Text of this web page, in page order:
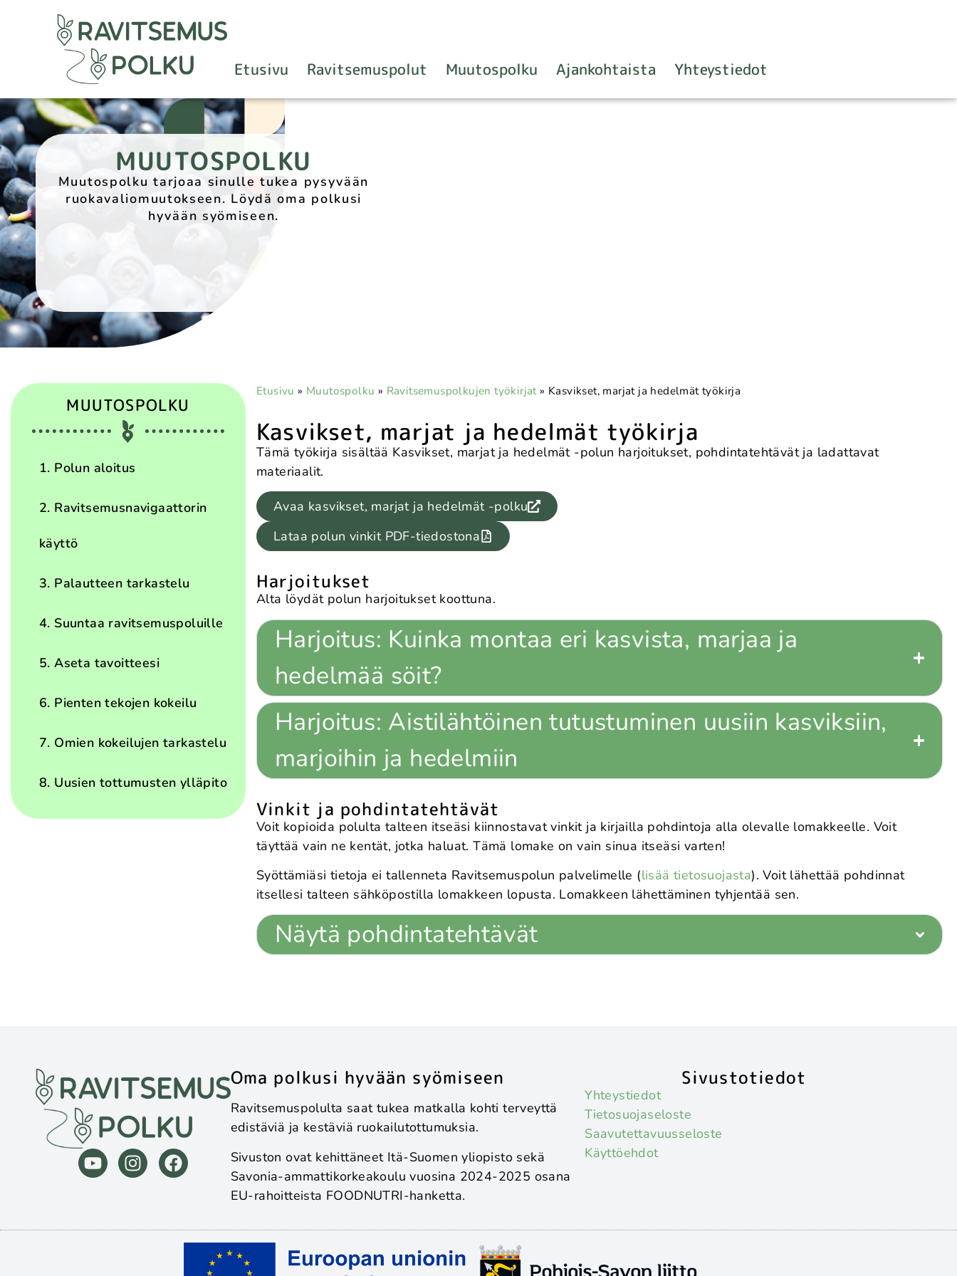
Etusivu Ravitsemuspolut Muutospolku Ajankohtaista Yhteystiedot
MUUTOSPOLKU
Muutospolku tarjoaa sinulle tukea pysyvään
ruokavaliomuutokseen. Löydä oma polkusi
hyvään syömiseen.
MUUTOSPOLKU
1. Polun aloitus
2. Ravitsemusnavigaattorin
käyttö
3. Palautteen tarkastelu
4. Suuntaa ravitsemuspoluille
5. Aseta tavoitteesi
6. Pienten tekojen kokeilu
7. Omien kokeilujen tarkastelu
8. Uusien tottumusten ylläpito
Etusivu » Muutospolku » Ravitsemuspolkujen työkirjat» Kasvikset, marjat ja hedelmät työkirja
Kasvikset, marjat ja hedelmät työkirja
Tämä työkirja sisältää Kasvikset, marjat ja hedelmät -polun harjoitukset, pohdintatehtävät ja ladattavat
materiaalit.
Avaa kasvikset, marjat ja hedelmät -polku
Lataa polun vinkit PDF-tiedostona
Harjoitukset
Alta löydät polun harjoitukset koottuna.
Harjoitus: Kuinka montaa eri kasvista, marjaa ja
hedelmää söit?
Harjoitus: Aistilähtöinen tutustuminen uusiin kasviksiin,
marjoihin ja hedelmiin
Vinkit ja pohdintatehtävät
Voit kopioida polulta talteen itseäsi kiinnostavat vinkit ja kirjailla pohdintoja alla olevalle lomakkeelle. Voit
täyttää vain ne kentät, jotka haluat. Tämä lomake on vain sinua itseäsi varten!
Syöttämiäsi tietoja ei tallenneta Ravitsemuspolun palvelimelle (lisää tietosuojasta). Voit lähettää pohdinnat
itsellesi talteen sähköpostilla lomakkeen lopusta. Lomakkeen lähettäminen tyhjentää sen.
Näytä pohdintatehtävät
Oma polkusi hyvään syömiseen
Ravitsemuspolulta saat tukea matkalla kohti terveyttä
edistäviä ja kestäviä ruokailutottumuksia.
Sivuston ovat kehittäneet Itä-Suomen yliopisto sekä
Savonia-ammattikorkeakoulu vuosina 2024-2025 osana
EU-rahoitteista FOODNUTRI-hanketta.
Sivustotiedot
Yhteystiedot
Tietosuojaseloste
Saavutettavuusseloste
Käyttöehdot